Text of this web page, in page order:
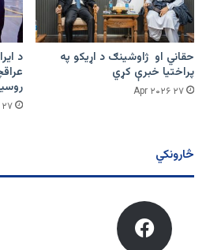
حقاني او ژاوشینګ د اړیکو په
پراختیا خبرې کړي
۲۷ Apr ۲۰۲۶
د
۲۷ Apr ۲۰۲۶
څارونکي